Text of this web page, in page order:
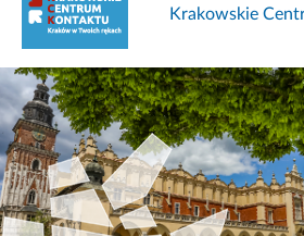
Krakowskie